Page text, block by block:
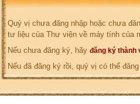
Quý vị chưa đăng nhập hoặc chưa
tư liệu của Thư viện về máy tính của
Nếu chưa đăng ký, hãy đăng ký thành
Nếu đã đăng ký rồi, quý vị có thể